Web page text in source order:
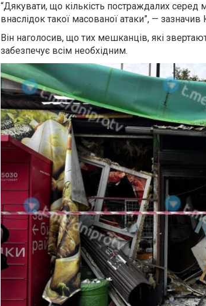
“Дякувати, що кількість постраждалих серед
внаслідок такої масованої атаки”, —
Він наголосив, що тих мешканців, які
забезпечує всім необхідним.